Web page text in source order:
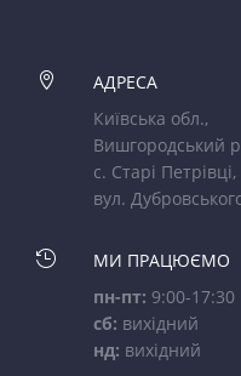

АДРЕСА
Київська обл.,
Вишгородський
с. Старі Петрівці,
вул.

МИ ПРАЦЮЄМО
пн-пт: 9:00-17:30
сб: вихідний
нд: вихідний